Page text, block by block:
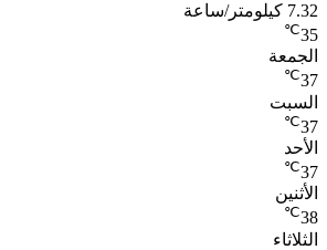
7.32 كيلومتر/ساعة
35
℃
الجمعة
37
℃
السبت
37
℃
الأحد
37
℃
الأثنين
38
℃
الثلاثاء